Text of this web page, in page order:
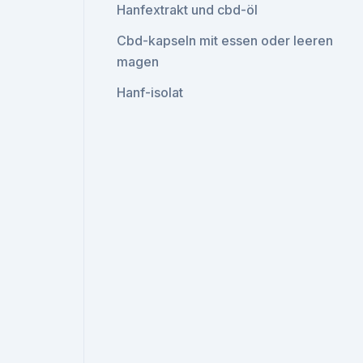
Hanfextrakt und cbd-öl
Cbd-kapseln mit essen oder leeren
magen
Hanf-isolat